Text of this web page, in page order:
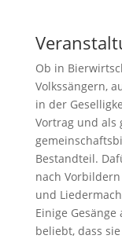
Ob in
Volkssängern,
in der
Vortrag und als
Bestandteil.
nach
und
Einige
beliebt, dass